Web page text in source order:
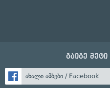
გაიგე
ახალი ამბები / Facebook